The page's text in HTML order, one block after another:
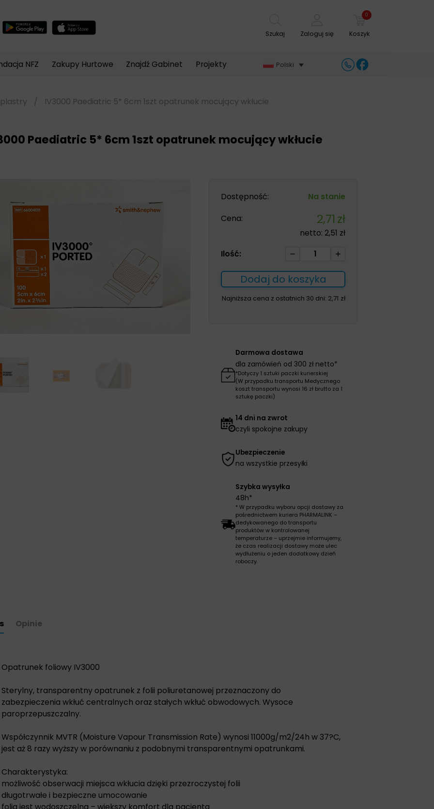
Szukaj Zaloguj się
0
Koszyk
NFZ Zakupy Hurtowe Znajdź Gabinet Projekty Polski
plastry / IV3000 Paediatric 5* 6cm 1szt opatrunek mocujący wkłucie
Paediatric 5* 6cm 1szt opatrunek mocujący wkłucie
Dostępność:
Na stanie
Cena:
2,71 zł
netto:2,51 zł
Ilość:
ilość
Paediatric
5*
6cm
Dodaj do koszyka
Najniższa cena z ostatnich 30 dni: 2,71 zł
Darmowa dostawa
dla zamówień od 300 zł netto*
*Dotyczy 1 sztuki paczki kurierskiej
(W przypadku transportu Medycznego
koszt transportu wynosi 16 zł brutto za 1
sztukę paczki)
14 dni na zwrot
czyli spokojne zakupy
Ubezpieczenie
na wszystkie przesyłki
Szybka wysyłka
48h*
* W przypadku wyboru opcji dostawy za
pośrednictwem kuriera PHARMALINK –
dedykowanego do transportu
produktów w kontrolowanej
temperaturze – uprzejmie informujemy,
że czas realizacji dostawy może ulec
wydłużeniu o jeden dodatkowy dzień
roboczy.
Opinie
Opatrunek foliowy IV3000
Sterylny, transparentny opatrunek z folii poliuretanowej przeznaczony do
zabezpieczenia wkłuć centralnych oraz stałych wkłuć obwodowych. Wysoce
paroprzepuszczalny.
Współczynnik MVTR (Moisture Vapour Transmission Rate) wynosi 11000g/m2/24h w 37?C,
jest aż 8 razy wyższy w porównaniu z podobnymi transparentnymi opatrunkami.
Charakterystyka:
możliwość obserwacji miejsca wkłucia dzięki przezroczystej folii
długotrwałe i bezpieczne umocowanie